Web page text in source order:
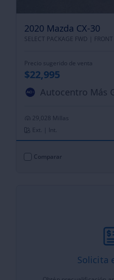
2020 Mazda CX-30
SELECT PACKAGE FWD |
Precio sugerido de venta
$22,995
Autocentro Más
29,028 Millas
Ext. | Int.
Comparar
Solicita